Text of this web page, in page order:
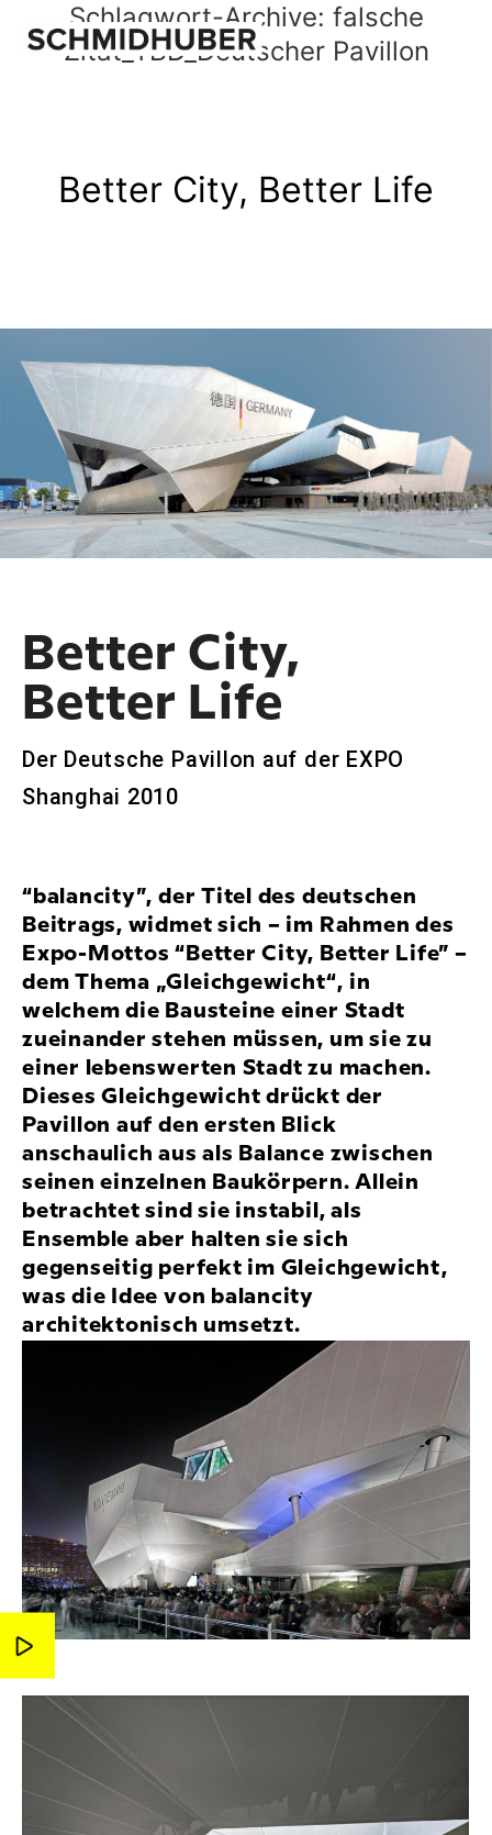
Schlagwort-Archive: falsche
Zitat_TBD_Deutscher Pavillon
Better City, Better Life
Better City,
Better Life
Der Deutsche Pavillon auf der EXPO
Shanghai 2010
“balancity”, der Titel des deutschen
Beitrags, widmet sich – im Rahmen des
Expo-Mottos “Better City, Better Life” –
dem Thema „Gleichgewicht“, in
welchem die Bausteine einer Stadt
zueinander stehen müssen, um sie zu
einer lebenswerten Stadt zu machen.
Dieses Gleichgewicht drückt der
Pavillon auf den ersten Blick
anschaulich aus als Balance zwischen
seinen einzelnen Baukörpern. Allein
betrachtet sind sie instabil, als
Ensemble aber halten sie sich
gegenseitig perfekt im Gleichgewicht,
was die Idee von balancity
architektonisch umsetzt.